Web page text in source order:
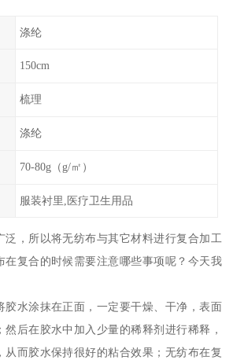
涤纶
150cm
梳理
涤纶
70-80g（g/㎡）
服装衬里,医疗卫生用品
泛，所以将无纺布与其它材料进行复合加工
在复合的时候需要注意哪些事项呢？今天我
胶水涂抹在正面，一定要干燥、干净，表面
后在胶水中加入少量的稀释剂进行稀释，
从而胶水保持很好的粘合效果；无纺布在复